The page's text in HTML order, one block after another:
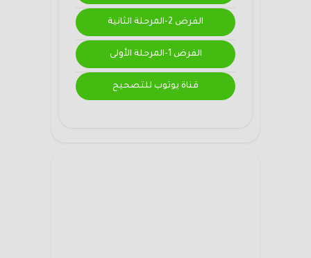
الفرض 2-المرحلة الثانية
الفرض 1-المرحلة الأولى
قناة يوتوب للتصحيح